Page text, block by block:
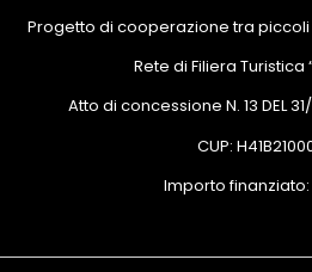
Progetto di cooperazione tra
Rete di Filiera Turistica
Atto di concessione N. 13 DEL
CUP:
Importo